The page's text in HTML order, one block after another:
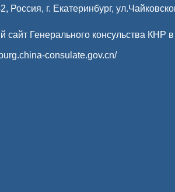
Россия, г. Екатеринбург,
Генерального консульства КНР в
consulate.gov.cn/